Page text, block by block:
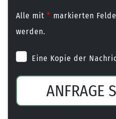
Alle mit * markierten
werden.
Eine Kopie der
ANFRAGE